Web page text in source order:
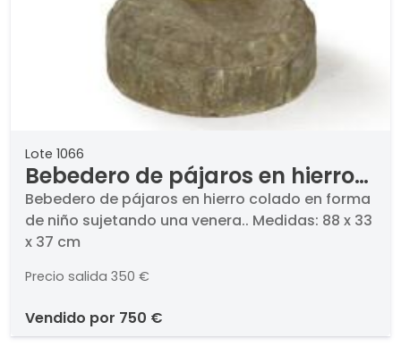
Lote 1066
Bebedero de pájaros en hierro
colado en forma de niño
sujetando una venera.
Bebedero de pájaros en hierro colado en forma
de niño sujetando una venera.. Medidas: 88 x 33
x 37 cm
Precio salida 350 €
vendido por 750 €